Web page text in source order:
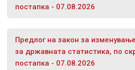
постапка - 07.08.2026
Предлог на закон за
за државната статистика, по
постапка - 07.08.2026